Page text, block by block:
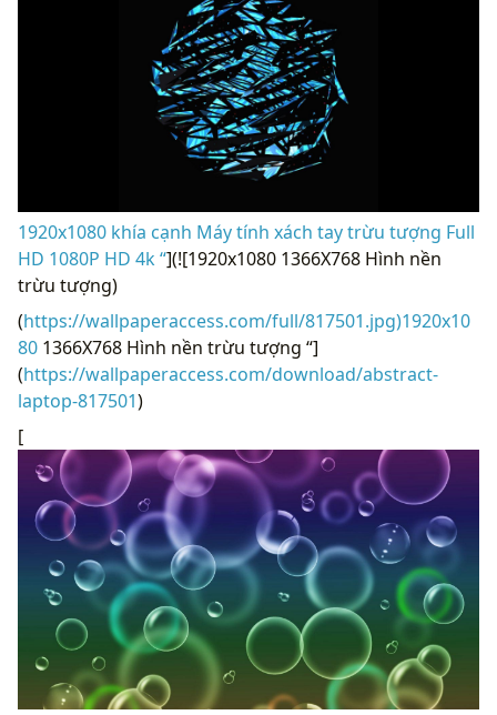
1920x1080 khía cạnh Máy tính xách tay trừu tượng Full
HD 1080P HD 4k “](![1920x1080 1366X768 Hình nền
trừu tượng)
(https://wallpaperaccess.com/full/817501.jpg)1920x10
80 1366X768 Hình nền trừu tượng “]
(https://wallpaperaccess.com/download/abstract-
laptop-817501)
[